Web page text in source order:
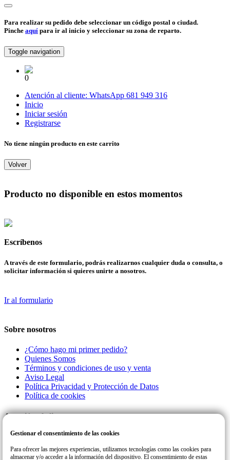
Para realizar su pedido debe seleccionar un código postal o ciudad.
Pinche aquí para ir al inicio y seleccionar su zona de reparto.
Toggle navigation
0
Atención al cliente: WhatsApp 681 949 316
Inicio
Iniciar sesión
Registrarse
No tiene ningún producto en este carrito
Volver
Producto no disponible en estos momentos
Escríbenos
A través de este formulario, podrás realizarnos cualquier duda o consulta, o
solicitar información si quieres unirte a nosotros.
Ir al formulario
Sobre nosotros
¿Cómo hago mi primer pedido?
Quienes Somos
Términos y condiciones de uso y venta
Aviso Legal
Política Privacidad y Protección de Datos
Política de cookies
Atención al cliente
Llamanos a este número de teléfono para cualquier consulta o incidencia
Gestionar el consentimiento de las cookies
Para ofrecer las mejores experiencias, utilizamos tecnologías como las cookies para
almacenar y/o acceder a la información del dispositivo. El consentimiento de estas